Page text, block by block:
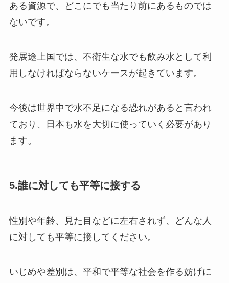
ある資源で、どこにでも当たり前にあるものでは
ないです。
発展途上国では、不衛生な水でも飲み水として利
用しなければならないケースが起きています。
今後は世界中で水不足になる恐れがあると言われ
ており、日本も水を大切に使っていく必要があり
ます。
5.誰に対しても平等に接する
性別や年齢、見た目などに左右されず、どんな人
に対しても平等に接してください。
いじめや差別は、平和で平等な社会を作る妨げに